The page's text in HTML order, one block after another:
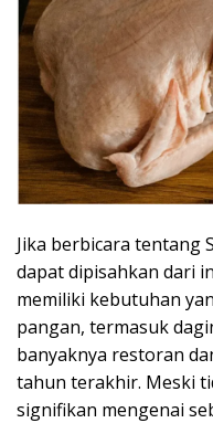
Jika berbicara tentang
dapat dipisahkan dari
memiliki kebutuhan
pangan, termasuk
banyaknya restoran
tahun terakhir. Meski
signifikan mengenai